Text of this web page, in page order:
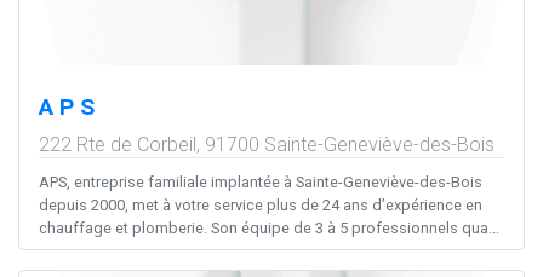
A P S
222 Rte de Corbeil, 91700 Sainte-Geneviève-des-Bois
APS, entreprise familiale implantée à Sainte-Geneviève-des-Bois
depuis 2000, met à votre service plus de 24 ans d’expérience en
chauffage et plomberie. Son équipe de 3 à 5 professionnels qua...